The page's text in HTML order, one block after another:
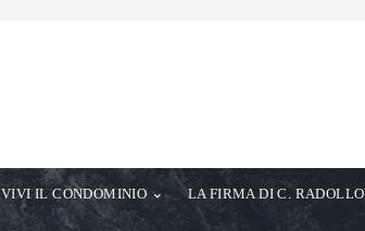
VIVI IL CONDOMINIO LA FIRMA DI C.